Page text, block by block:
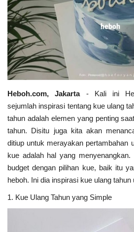
Heboh.com, Jakarta- Kali ini
sejumlah inspirasi tentang kue ulang
tahun adalah elemen yang penting
tahun. Disitu juga kita akan
ditiup untuk merayakan pertambahan
kue adalah hal yang
budget dengan pilihan kue, baik itu
heboh. Ini dia inspirasi kue ulang tahun
1. Kue Ulang Tahun yang Simple